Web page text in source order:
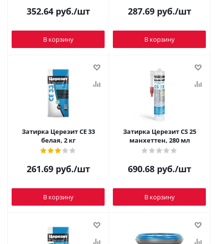
352.64руб./шт
В корзину
287.69руб./шт
В корзину
Затирка Церезит CE 33
белая, 2 кг
261.69руб./шт
В корзину
Затирка Церезит CS 25
манхеттен, 280 мл
690.68руб./шт
В корзину